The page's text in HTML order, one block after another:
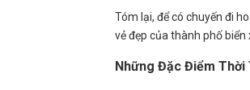
Tóm lại, để có chuyến đi
vẻ đẹp của thành phố biển
Những Đặc Điểm Thời